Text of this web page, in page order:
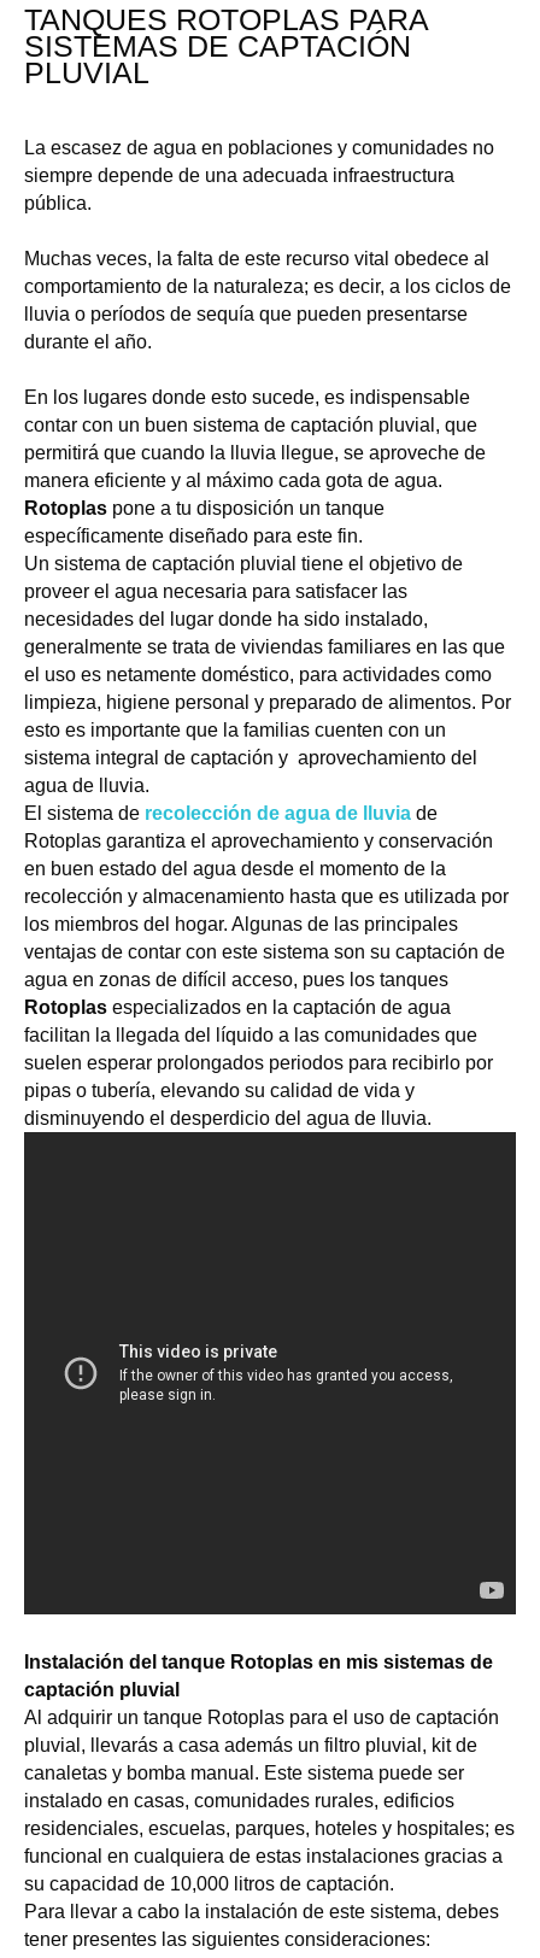
TANQUES ROTOPLAS PARA
SISTEMAS DE CAPTACIÓN
PLUVIAL
La escasez de agua en poblaciones y comunidades no
siempre depende de una adecuada infraestructura
pública.
Muchas veces, la falta de este recurso vital obedece al
comportamiento de la naturaleza; es decir, a los ciclos de
lluvia o períodos de sequía que pueden presentarse
durante el año.
En los lugares donde esto sucede, es indispensable
contar con un buen sistema de captación pluvial, que
permitirá que cuando la lluvia llegue, se aproveche de
manera eficiente y al máximo cada gota de agua.
Rotoplas pone a tu disposición un tanque
específicamente diseñado para este fin.
Un sistema de captación pluvial tiene el objetivo de
proveer el agua necesaria para satisfacer las
necesidades del lugar donde ha sido instalado,
generalmente se trata de viviendas familiares en las que
el uso es netamente doméstico, para actividades como
limpieza, higiene personal y preparado de alimentos. Por
esto es importante que la familias cuenten con un
sistema integral de captación y aprovechamiento del
agua de lluvia.
El sistema de recolección de agua de lluvia de
Rotoplas garantiza el aprovechamiento y conservación
en buen estado del agua desde el momento de la
recolección y almacenamiento hasta que es utilizada por
los miembros del hogar. Algunas de las principales
ventajas de contar con este sistema son su captación de
agua en zonas de difícil acceso, pues los tanques
Rotoplas especializados en la captación de agua
facilitan la llegada del líquido a las comunidades que
suelen esperar prolongados periodos para recibirlo por
pipas o tubería, elevando su calidad de vida y
disminuyendo el desperdicio del agua de lluvia.
Instalación del tanque Rotoplas en mis sistemas de
captación pluvial
Al adquirir un tanque Rotoplas para el uso de captación
pluvial, llevarás a casa además un filtro pluvial, kit de
canaletas y bomba manual. Este sistema puede ser
instalado en casas, comunidades rurales, edificios
residenciales, escuelas, parques, hoteles y hospitales; es
funcional en cualquiera de estas instalaciones gracias a
su capacidad de 10,000 litros de captación.
Para llevar a cabo la instalación de este sistema, debes
tener presentes las siguientes consideraciones: